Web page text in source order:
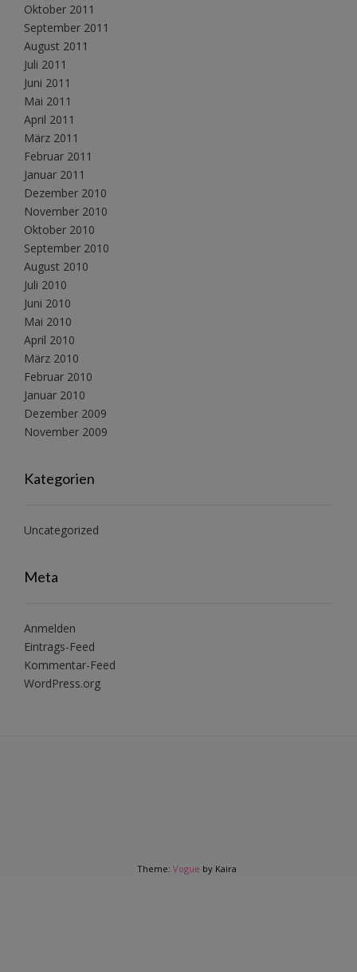
Oktober 2011
September 2011
August 2011
Juli 2011
Juni 2011
Mai 2011
April 2011
März 2011
Februar 2011
Januar 2011
Dezember 2010
November 2010
Oktober 2010
September 2010
August 2010
Juli 2010
Juni 2010
Mai 2010
April 2010
März 2010
Februar 2010
Januar 2010
Dezember 2009
November 2009
Kategorien
Uncategorized
Meta
Anmelden
Eintrags-Feed
Kommentar-Feed
WordPress.org
Theme: Vogue by Kaira